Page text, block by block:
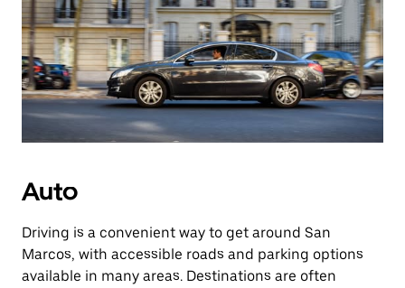
Auto
Driving is a convenient way to get around San
Marcos, with accessible roads and parking options
available in many areas. Destinations are often